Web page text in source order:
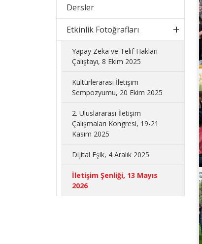
Dersler
Etkinlik Fotoğrafları
Yapay Zeka ve Telif Hakları
Çalıştayı, 8 Ekim 2025
Kültürlerarası İletişim
Sempozyumu, 20 Ekim 2025
2. Uluslararası İletişim
Çalışmaları Kongresi, 19-21
Kasım 2025
Dijital Eşik, 4 Aralık 2025
İletişim Şenliği, 13 Mayıs
2026